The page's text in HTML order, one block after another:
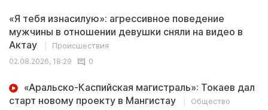
«Я тебя изнасилую»: агрессивное поведение
мужчины в отношении девушки сняли на видео в
Актау
Происшествия
02.08.2026, 18:29
0
«Аральско-Каспийская магистраль»: Токаев дал
старт новому проекту в Мангистау
Общество